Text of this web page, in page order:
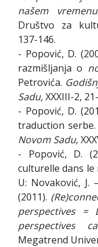
našem
vremenu
Društvo za
137-146.
- Popović, D.
razmišljanja o
Petrovića.
Sadu,XXXIII-2,
- Popović, D.
traduction serbe.
Novom Sadu,
- Popović, D.
culturelle dans le
U: Novaković, J.
(2011).
perspectives =
perspectives
Megatrend